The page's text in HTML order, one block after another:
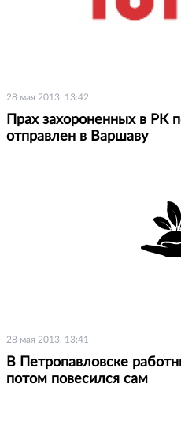
28 мая 2013, 13:42
Прах захороненных в РК
отправлен в Варшаву
28 мая 2013, 13:41
В Петропавловске
потом повесился сам